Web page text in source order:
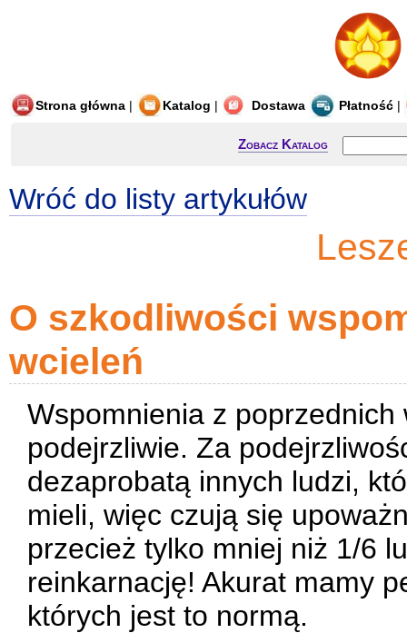
Strona główna | Katalog | Dostawa Płatność |
Zobacz Katalog
Wróć do listy artykułów
O szkodliwości
wcieleń
Wspomnienia z
podejrzliwie. Za
dezaprobatą innych ludzi,
mieli, więc czują się
przecież tylko mniej niż 1/6
reinkarnację! Akurat mamy
których jest to normą.